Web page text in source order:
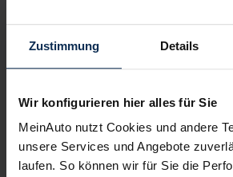
Zustimmung Details
Wir konfigurieren hier alles für Sie
MeinAuto nutzt Cookies und andere
unsere Services und Angebote
laufen. So können wir für Sie die
Nachrichten